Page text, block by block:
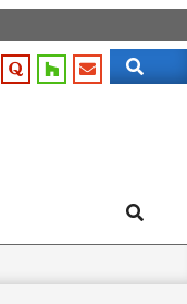
Search
Search